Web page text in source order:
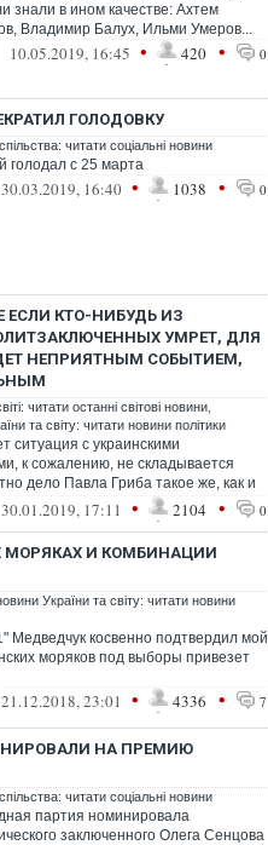
знали в ином качестве: Ахтем
Владимир Балух, Ильми Умеров...
10.05.2019, 16:45 • 420 • 0
ГОЛОДОВКУ
читати соціальні новини
голодал с 25 марта
30.03.2019, 16:40 • 1038 • 0
КТО-НИБУДЬ ИЗ
УМРЕТ, ДЛЯ
НЕПРИЯТНЫМ СОБЫТИЕМ,
читати останні світові новини
та світу: читати новини політики
ситуация с украинскими
к сожалению, не складывается
дело Павла Гриба такое же, как и
30.01.2019, 17:11 • 2104 • 0
МОРЯКАХ И КОМБИНАЦИИ
України та світу: читати новини
Медведчук косвенно подтвердил мой
моряков под выборы привезет
21.12.2018, 23:01 • 4336 • 7
НА ПРЕМИЮ
читати соціальні новини
партия номинировала
заключенного Олега Сенцова